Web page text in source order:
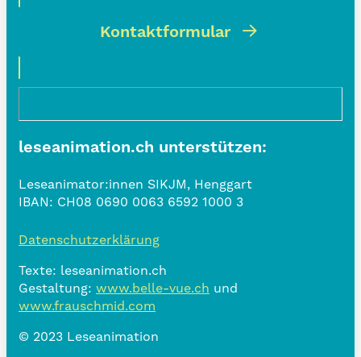
Kontaktformular
leseanimation.ch unterstützen:
Leseanimator:innen SIKJM, Henggart
IBAN: CH08 0690 0063 6592 1000 3
Datenschutzerklärung
Texte: leseanimation.ch
Gestaltung: www.belle-vue.ch und
www.frauschmid.com
© 2023 Leseanimation